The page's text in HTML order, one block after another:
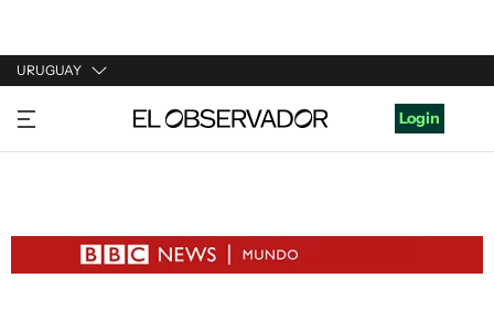
URUGUAY
URUGUAY
ARGENTINA
ESTADOS UNIDOS
Login